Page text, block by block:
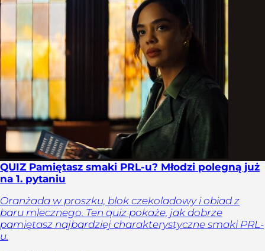
QUIZ Pamiętasz smaki PRL-u? Młodzi polegną już
na 1. pytaniu
Oranżada w proszku, blok czekoladowy i obiad z
baru mlecznego. Ten quiz pokaże, jak dobrze
pamiętasz najbardziej charakterystyczne smaki PRL-
u.